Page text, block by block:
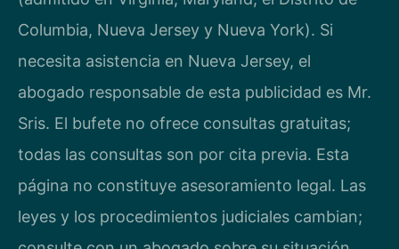
Columbia, Nueva Jersey y Nueva York). Si
necesita asistencia en Nueva Jersey, el
abogado responsable de esta publicidad es Mr.
Sris. El bufete no ofrece consultas gratuitas;
todas las consultas son por cita previa. Esta
página no constituye asesoramiento legal. Las
leyes y los procedimientos judiciales cambian;